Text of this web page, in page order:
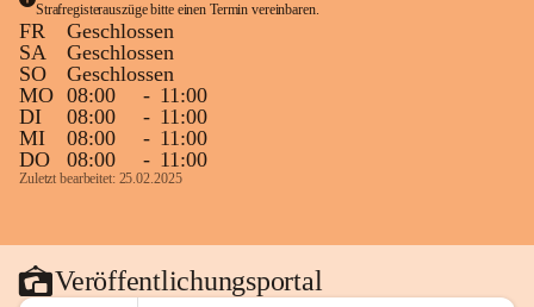
Strafregisterauszüge bitte einen Termin vereinbaren.
FR
Geschlossen
SA
Geschlossen
SO
Geschlossen
MO 08:00 - 11:00
DI
08:00 - 11:00
MI
08:00 - 11:00
DO
08:00 - 11:00
Zuletzt bearbeitet: 25.02.2025
Veröffentlichungsportal